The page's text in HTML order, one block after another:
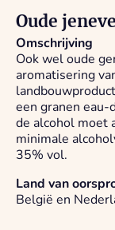
Oude
Omschrijving
Ook wel oude
aromatisering
een granen
de alcohol moet
minimale
35% vol.
Land van
België en